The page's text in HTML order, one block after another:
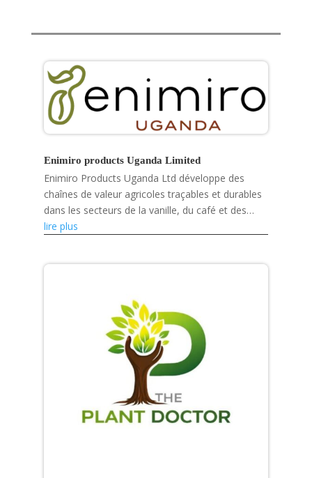
Enimiro products Uganda Limited
Enimiro Products Uganda Ltd développe des
chaînes de valeur agricoles traçables et durables
dans les secteurs de la vanille, du café et des
fruits séchés, tout en renforçant les capacités
lire plus